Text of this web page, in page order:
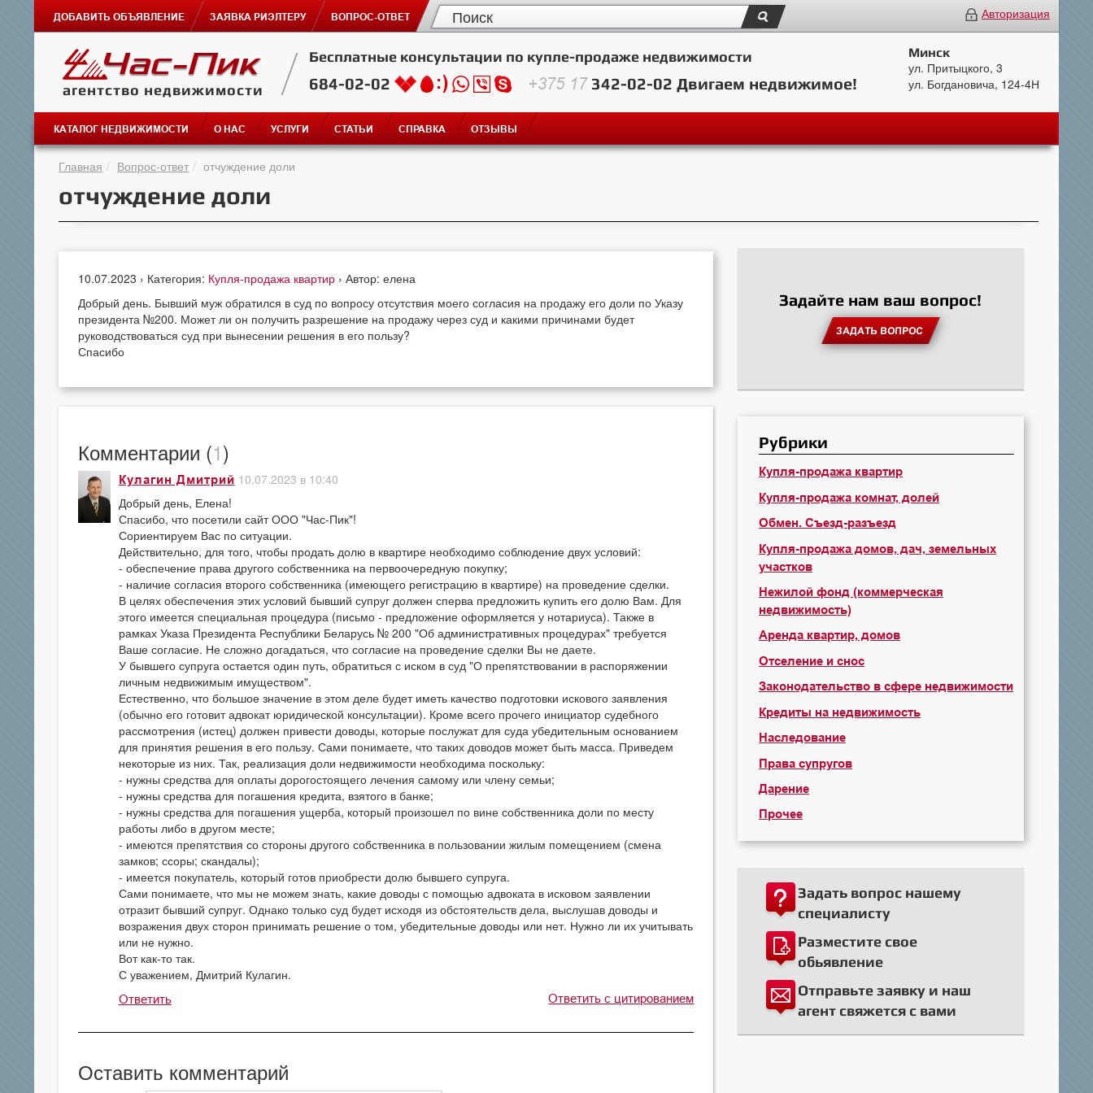
ДОБАВИТЬ ОБЪЯВЛЕНИЕ ЗАЯВКА РИЭЛТЕРУ ВОПРОС-ОТВЕТ Авторизация
агентство недвижимости
Бесплатные консультации по купле-продаже недвижимости
684-02-02 +375 17342-02-02 Двигаем недвижимое!
Минск
ул. Притыцкого, 3
ул. Богдановича, 124-4Н
КАТАЛОГ НЕДВИЖИМОСТИ О НАС УСЛУГИ СТАТЬИ СПРАВКА ОТЗЫВЫ
Главная Вопрос-ответ отчуждение доли
отчуждение доли
10.07.2023 › Категория: Купля-продажа квартир › Автор: елена
Добрый день. Бывший муж обратился в суд по вопросу отсутствия моего согласия на продажу его доли по Указу
президента №200. Может ли он получить разрешение на продажу через суд и какими причинами будет
руководствоваться суд при вынесении решения в его пользу?
Спасибо
Комментарии (1)
Кулагин Дмитрий 10.07.2023 в 10:40
Добрый день, Елена!
Спасибо, что посетили сайт ООО "Час-Пик"!
Сориентируем Вас по ситуации.
Действительно, для того, чтобы продать долю в квартире необходимо соблюдение двух условий:
- обеспечение права другого собственника на первоочередную покупку;
- наличие согласия второго собственника (имеющего регистрацию в квартире) на проведение сделки.
В целях обеспечения этих условий бывший супруг должен сперва предложить купить его долю Вам. Для
этого имеется специальная процедура (письмо - предложение оформляется у нотариуса). Также в
рамках Указа Президента Республики Беларусь № 200 "Об административных процедурах" требуется
Ваше согласие. Не сложно догадаться, что согласие на проведение сделки Вы не даете.
У бывшего супруга остается один путь, обратиться с иском в суд "О препятствовании в распоряжении
личным недвижимым имуществом".
Естественно, что большое значение в этом деле будет иметь качество подготовки искового заявления
(обычно его готовит адвокат юридической консультации). Кроме всего прочего инициатор судебного
рассмотрения (истец) должен привести доводы, которые послужат для суда убедительным основанием
для принятия решения в его пользу. Сами понимаете, что таких доводов может быть масса. Приведем
некоторые из них. Так, реализация доли недвижимости необходима поскольку:
- нужны средства для оплаты дорогостоящего лечения самому или члену семьи;
- нужны средства для погашения кредита, взятого в банке;
- нужны средства для погашения ущерба, который произошел по вине собственника доли по месту
работы либо в другом месте;
- имеются препятствия со стороны другого собственника в пользовании жилым помещением (смена
замков; ссоры; скандалы);
- имеется покупатель, который готов приобрести долю бывшего супруга.
Сами понимаете, что мы не можем знать, какие доводы с помощью адвоката в исковом заявлении
отразит бывший супруг. Однако только суд будет исходя из обстоятельств дела, выслушав доводы и
возражения двух сторон принимать решение о том, убедительные доводы или нет. Нужно ли их учитывать
или не нужно.
Вот как-то так.
С уважением, Дмитрий Кулагин.
Ответить Ответить с цитированием
Оставить комментарий
Задайте нам ваш вопрос!
ЗАДАТЬ ВОПРОС
Рубрики
Купля-продажа квартир
Купля-продажа комнат, долей
Обмен. Съезд-разъезд
Купля-продажа домов, дач, земельных
участков
Нежилой фонд (коммерческая
недвижимость)
Аренда квартир, домов
Отселение и снос
Законодательство в сфере недвижимости
Кредиты на недвижимость
Наследование
Права супругов
Дарение
Прочее
Задать вопрос нашему
специалисту
Разместите свое
обьявление
Отправьте заявку и наш
агент свяжется с вами